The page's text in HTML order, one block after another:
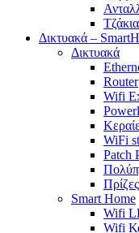
Δικτυακά –
Δικτυακά
Router
Wifi
WiFi
Patch
Smart Home
Wifi
Wifi